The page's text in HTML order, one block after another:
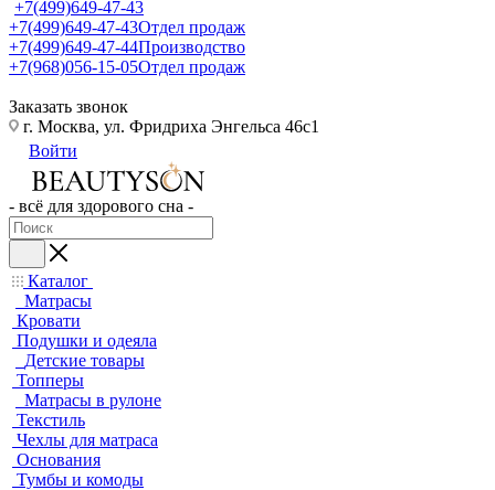
+7(499)649-47-43
+7(499)649-47-43Отдел продаж
+7(499)649-47-44Производство
+7(968)056-15-05Отдел продаж
Заказать звонок
г. Москва, ул. Фридриха Энгельса 46с1
Войти
- всё для здорового сна -
Каталог
Матрасы
Кровати
Подушки и одеяла
Детские товары
Топперы
Матрасы в рулоне
Текстиль
Чехлы для матраса
Основания
Тумбы и комоды